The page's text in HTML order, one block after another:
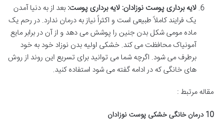
لایه برداری پوست نوزادان: لایه برداری پوست: بعد از به دنیا آمدن
یک فرایند کاملاً طبیعی است و اکثراً نیاز به درمان ندارد. در رحم یک
ماده مومی شکل بدن جنین را پوشش می دهد و از آن در برابر مایع
آمونیاک محافظت می کند. خشکی اولیه بدن نوزاد خود به‌ خود
برطرف می شود. اگرچه شما می توانید برای تسریع این روند از روش
های خانگی که در ادامه گفته می شود استفاده کنید.
مقاله مرتبط :
10 درمان خانگی خشکی پوست نوزادان